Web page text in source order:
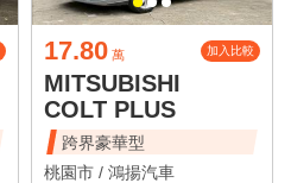
17.80 萬 加入比較
MITSUBISHI
COLT PLUS
跨界豪華型
桃園市 / 鴻揚汽車